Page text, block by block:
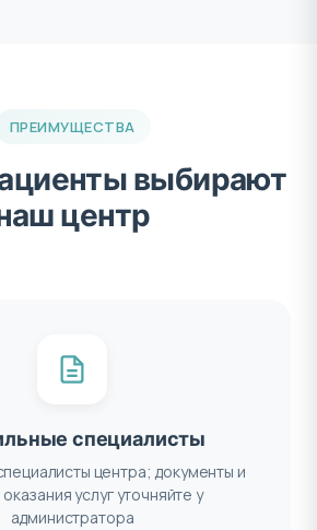
ПРЕИМУЩЕСТВА
выбирают
центр
специалисты
центра; документы и
услуг уточняйте у
администратора